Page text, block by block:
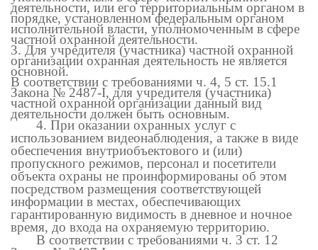
деятельности, или его территориальным органом в
порядке, установленном федеральным органом
исполнительной власти, уполномоченным в сфере
частной охранной деятельности.
3. Для учредителя (участника) частной охранной
организации охранная деятельность не является
основной.
В соответствии с требованиями ч. 4, 5 ст. 15.1
Закона № 2487-I, для учредителя (участника)
частной охранной организации данный вид
деятельности должен быть основным.
4. При оказании охранных услуг с
использованием видеонаблюдения, а также в виде
обеспечения внутриобъектового и (или)
пропускного режимов, персонал и посетители
объекта охраны не проинформированы об этом
посредством размещения соответствующей
информации в местах, обеспечивающих
гарантированную видимость в дневное и ночное
время, до входа на охраняемую территорию.
В соответствии с требованиями ч. 3 ст. 12